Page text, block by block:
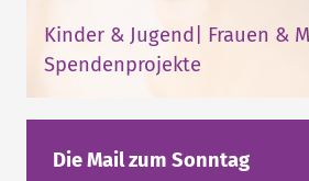
Kinder & Jugend Frauen &
Spendenprojekte
Die Mail zum Sonntag